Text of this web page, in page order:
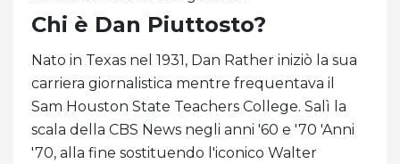
Chi è Dan Piuttosto?
Nato in Texas nel 1931, Dan Rather iniziò la sua
carriera giornalistica mentre frequentava il
Sam Houston State Teachers College. Salì la
scala della CBS News negli anni '60 e '70 'Anni
'70, alla fine sostituendo l'iconico Walter